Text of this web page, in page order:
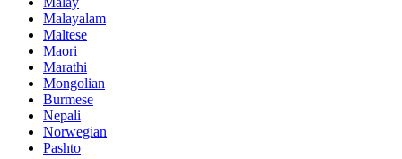
Malayalam
Maltese
Maori
Marathi
Mongolian
Burmese
Nepali
Norwegian
Pashto